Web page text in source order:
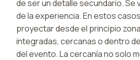
de ser un detalle secundario. Se
de la experiencia. En estos
proyectar desde el principio
integradas, cercanas o dentro
del evento. La cercanía no solo